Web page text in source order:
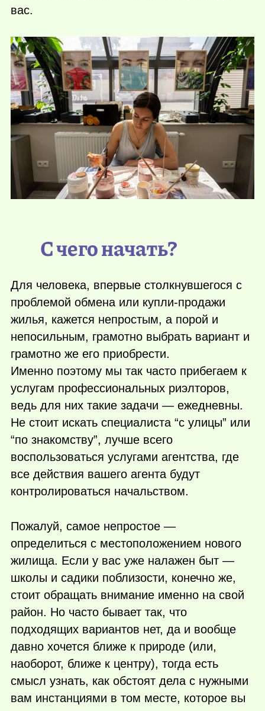
вас.
С чего начать?
Для человека, впервые столкнувшегося с
проблемой обмена или купли-продажи
жилья, кажется непростым, а порой и
непосильным, грамотно выбрать вариант и
грамотно же его приобрести.
Именно поэтому мы так часто прибегаем к
услугам профессиональных риэлторов,
ведь для них такие задачи — ежедневны.
Не стоит искать специалиста “с улицы” или
“по знакомству”, лучше всего
воспользоваться услугами агентства, где
все действия вашего агента будут
контролироваться начальством.
Пожалуй, самое непростое —
определиться с местоположением нового
жилища. Если у вас уже налажен быт —
школы и садики поблизости, конечно же,
стоит обращать внимание именно на свой
район. Но часто бывает так, что
подходящих вариантов нет, да и вообще
давно хочется ближе к природе (или,
наоборот, ближе к центру), тогда есть
смысл узнать, как обстоят дела с нужными
вам инстанциями в том месте, которое вы